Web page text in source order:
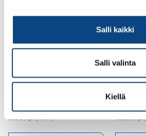
Salli kaikki
Salli valinta
Kiellä
5.98€ /kpl(alv. 0%)
koko 11
10.28€ /kpl